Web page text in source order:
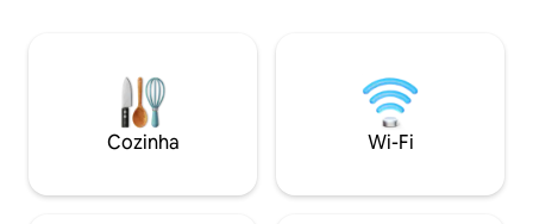
massagem (massagens de "bem-estar"
mediante solicitação) que permitirá que
você se liberte de tensões e recupere
sua serenidade.
grande jacuzzi
petanca). Mini
canteiros de
Cozinha Wi-Fi